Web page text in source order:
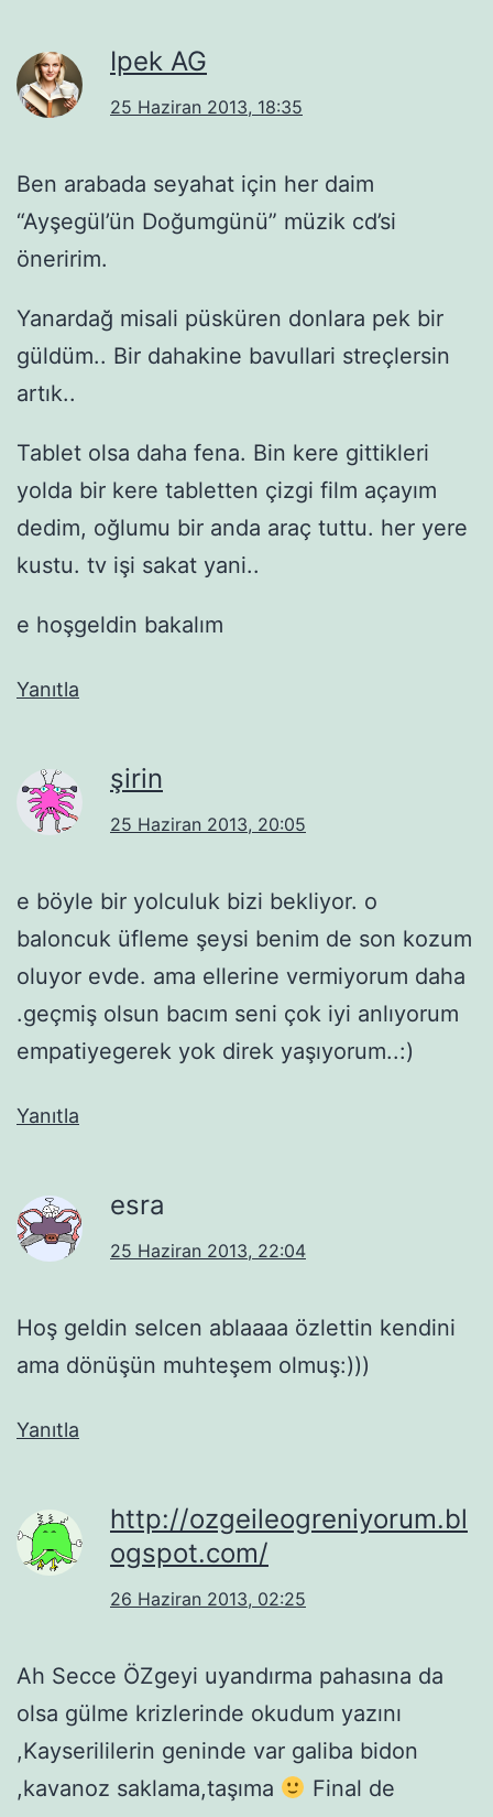
Ipek AG
25 Haziran 2013, 18:35
Ben arabada seyahat için her daim
“Ayşegül’ün Doğumgünü” müzik cd’si
öneririm.
Yanardağ misali püsküren donlara pek bir
güldüm.. Bir dahakine bavullari streçlersin
artık..
Tablet olsa daha fena. Bin kere gittikleri
yolda bir kere tabletten çizgi film açayım
dedim, oğlumu bir anda araç tuttu. her yere
kustu. tv işi sakat yani..
e hoşgeldin bakalım
Yanıtla
şirin
25 Haziran 2013, 20:05
e böyle bir yolculuk bizi bekliyor. o
baloncuk üfleme şeysi benim de son kozum
oluyor evde. ama ellerine vermiyorum daha
.geçmiş olsun bacım seni çok iyi anlıyorum
empatiyegerek yok direk yaşıyorum..:)
Yanıtla
esra
25 Haziran 2013, 22:04
Hoş geldin selcen ablaaaa özlettin kendini
ama dönüşün muhteşem olmuş:)))
Yanıtla
http://ozgeileogreniyorum.bl
ogspot.com/
26 Haziran 2013, 02:25
Ah Secce ÖZgeyi uyandırma pahasına da
olsa gülme krizlerinde okudum yazını
,Kayserililerin geninde var galiba bidon
,kavanoz saklama,taşıma
Final de